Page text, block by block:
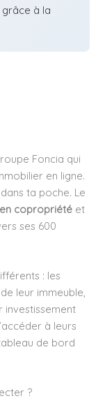
grâce à la
Foncia qui
en ligne.
ta poche. Le
copropriété et
ses 600
: les
leur immeuble,
investissement
à leurs
de bord
?